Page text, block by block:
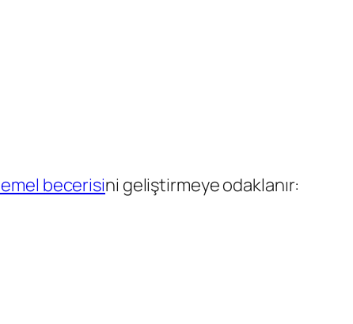
becerisini geliştirmeye odaklanır: